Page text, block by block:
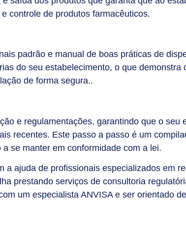
controle de produtos farmacêuticos.
padrão e manual de boas práticas de
do seu estabelecimento, o que demonstra
de forma segura..
e regulamentações, garantindo que o seu
recentes. Este passo a passo é um
se manter em conformidade com a lei.
a ajuda de profissionais especializados em
prestando serviços de consultoria
um especialista ANVISA e ser orientado